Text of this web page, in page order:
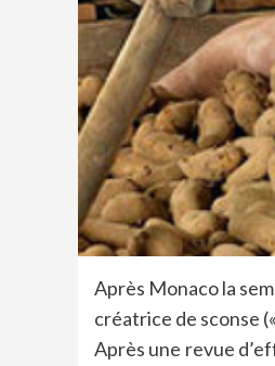
Après Monaco la
créatrice de sconse
Après une revue